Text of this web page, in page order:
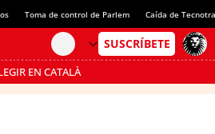
Toma de control de Parlem Caída de
EN CATALÀ
MODO AHORRO